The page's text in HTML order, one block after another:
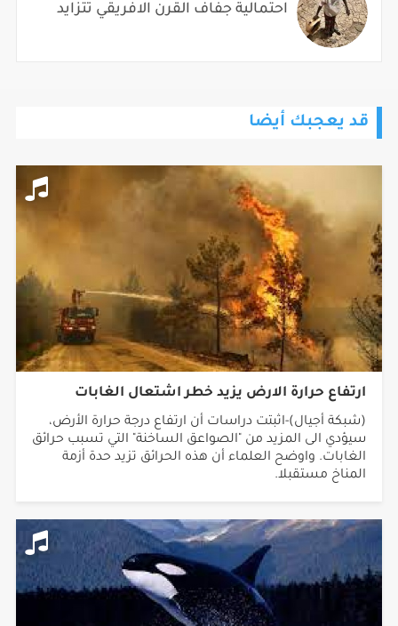
احتمالية جفاف القرن الافريقي تتزايد
قد يعجبك أيضا
ارتفاع حرارة الارض يزيد خطر اشتعال الغابات
(شبكة أجيال)-اثبتت دراسات أن ارتفاع درجة حرارة الأرض،
سيؤدي الى المزيد من "الصواعق الساخنة" التي تسبب حرائق
الغابات. واوضح العلماء أن هذه الحرائق تزيد حدة أزمة
المناخ مستقبلا.